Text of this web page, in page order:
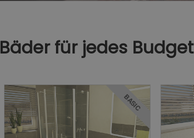
Bäder für jedes Budget
BASIC